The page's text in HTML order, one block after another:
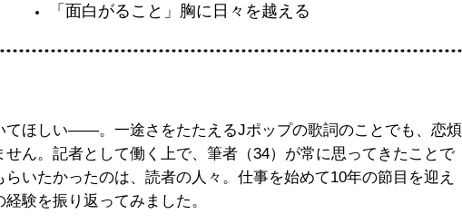
「面白がること」胸に日々を越える
てほしい――。一途さをたたえるJポップの歌詞のことでも、恋煩
せん。記者として働く上で、筆者（34）が常に思ってきたことで
いたかったのは、読者の人々。仕事を始めて10年の節目を迎え
験を振り返ってみました。